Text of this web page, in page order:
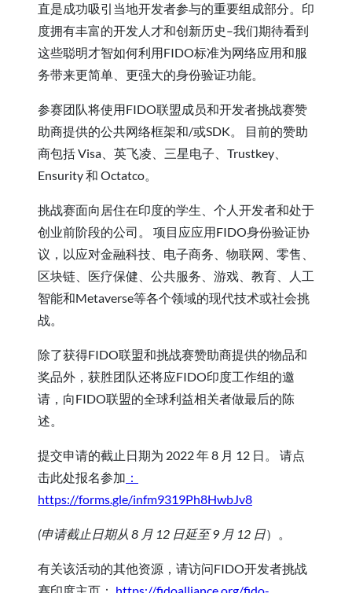
直是成功吸引当地开发者参与的重要组成部分。印
度拥有丰富的开发人才和创新历史–我们期待看到
这些聪明才智如何利用FIDO标准为网络应用和服
务带来更简单、更强大的身份验证功能。
参赛团队将使用FIDO联盟成员和开发者挑战赛赞
助商提供的公共网络框架和/或SDK。 目前的赞助
商包括 Visa、英飞凌、三星电子、Trustkey、
Ensurity 和 Octatco。
挑战赛面向居住在印度的学生、个人开发者和处于
创业前阶段的公司。 项目应应用FIDO身份验证协
议，以应对金融科技、电子商务、物联网、零售、
区块链、医疗保健、公共服务、游戏、教育、人工
智能和Metaverse等各个领域的现代技术或社会挑
战。
除了获得FIDO联盟和挑战赛赞助商提供的物品和
奖品外，获胜团队还将应FIDO印度工作组的邀
请，向FIDO联盟的全球利益相关者做最后的陈
述。
提交申请的截止日期为 2022 年 8 月 12 日。 请点
击此处报名参加 ：
https://forms.gle/infm9319Ph8HwbJv8
(申请截止日期从 8 月 12 日延至 9 月 12 日）。
有关该活动的其他资源，请访问FIDO开发者挑战